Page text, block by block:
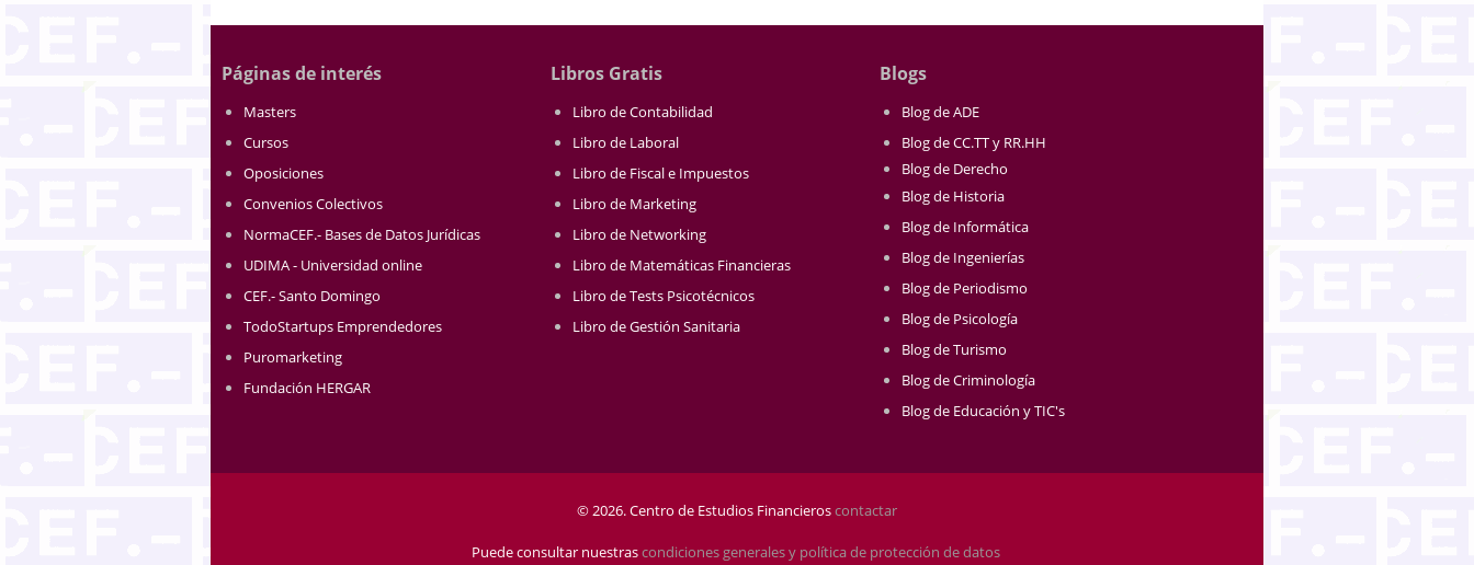
Páginas de interés
Masters
Cursos
Oposiciones
Convenios Colectivos
NormaCEF.- Bases de Datos Jurídicas
UDIMA - Universidad online
CEF.- Santo Domingo
TodoStartups Emprendedores
Puromarketing
Fundación HERGAR
Libros Gratis
Libro de Contabilidad
Libro de Laboral
Libro de Fiscal e Impuestos
Libro de Marketing
Libro de Networking
Libro de Matemáticas Financieras
Libro de Tests Psicotécnicos
Libro de Gestión Sanitaria
Blogs
Blog de ADE
Blog de CC.TT y RR.HH
Blog de Derecho
Blog de Historia
Blog de Informática
Blog de Ingenierías
Blog de Periodismo
Blog de Psicología
Blog de Turismo
Blog de Criminología
Blog de Educación y TIC's
© 2026. Centro de Estudios Financieroscontactar
Puede consultar nuestrascondiciones generales y política de protección de datos.